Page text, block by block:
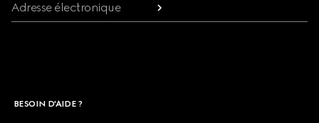
Adresse électronique
BESOIN D'AIDE ?